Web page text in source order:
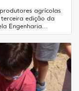
agrícolas
edição da
Engenharia...